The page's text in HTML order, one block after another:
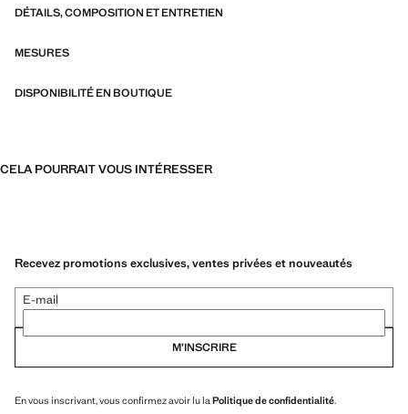
DÉTAILS, COMPOSITION ET ENTRETIEN
MESURES
DISPONIBILITÉ EN BOUTIQUE
CELA POURRAIT VOUS INTÉRESSER
Recevez promotions exclusives, ventes privées et nouveautés
E-mail
M’INSCRIRE
En vous inscrivant, vous confirmez avoir lu la Politique de confidentialité.